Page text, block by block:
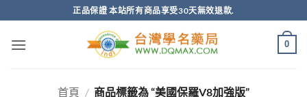
轉
正品保證 本站所有商品享受30天無效退款.
0
首頁 / 商品標籤為 “美國保羅V8加強版”